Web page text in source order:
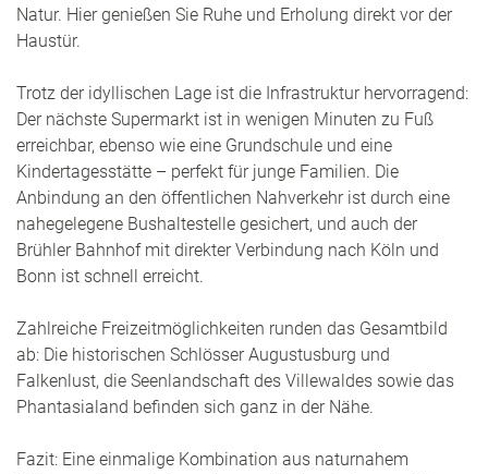
Natur. Hier genießen Sie Ruhe und Erholung direkt vor der
Haustür.
Trotz der idyllischen Lage ist die Infrastruktur hervorragend:
Der nächste Supermarkt ist in wenigen Minuten zu Fuß
erreichbar, ebenso wie eine Grundschule und eine
Kindertagesstätte – perfekt für junge Familien. Die
Anbindung an den öffentlichen Nahverkehr ist durch eine
nahegelegene Bushaltestelle gesichert, und auch der
Brühler Bahnhof mit direkter Verbindung nach Köln und
Bonn ist schnell erreicht.
Zahlreiche Freizeitmöglichkeiten runden das Gesamtbild
ab: Die historischen Schlösser Augustusburg und
Falkenlust, die Seenlandschaft des Villewaldes sowie das
Phantasialand befinden sich ganz in der Nähe.
Fazit: Eine einmalige Kombination aus naturnahem